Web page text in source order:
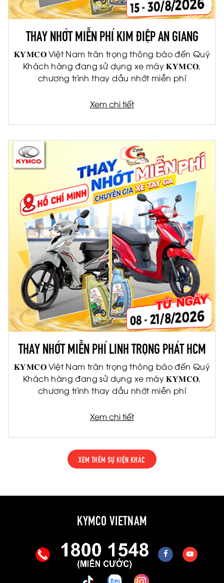
THAY NHỚT MIỄN PHÍ KIM ĐIỆP AN GIANG
𝐊𝐘𝐌𝐂𝐎 Việt Nam trân trọng thông báo đến Quý
Khách hàng đang sử dụng xe máy 𝐊𝐘𝐌𝐂𝐎,
chương trình thay dầu nhớt miễn phí
Xem chi tiết
THAY NHỚT MIỄN PHÍ LINH TRỌNG PHÁT HCM
𝐊𝐘𝐌𝐂𝐎 Việt Nam trân trọng thông báo đến Quý
Khách hàng đang sử dụng xe máy 𝐊𝐘𝐌𝐂𝐎,
chương trình thay dầu nhớt miễn phí
Xem chi tiết
XEM THÊM SỰ KIỆN KHÁC
KYMCO VIETNAM